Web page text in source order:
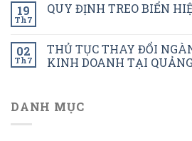
19
Th7
QUY ĐỊNH TREO BIỂN
02
Th7
THỦ TỤC THAY ĐỔI
KINH DOANH TẠI
DANH MỤC